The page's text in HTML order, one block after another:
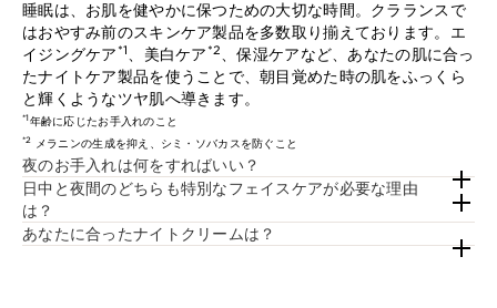
睡眠は、お肌を健やかに保つための大切な時間。クラランスで
はおやすみ前のスキンケア製品を多数取り揃えております。エ
イジングケア *1 、美白ケア *2
、保湿ケアなど、あなたの肌に合っ
たナイトケア製品を使うことで、朝目覚めた時の肌をふっくら
と輝くようなツヤ肌へ導きます。
*1 年齢に応じたお手入れのこと
*2 メラニンの生成を抑え、シミ・ソバカスを防ぐこと
夜のお手入れは何をすればいい？
日中と夜間のどちらも特別なフェイスケアが必要な理由
は？
あなたに合ったナイトクリームは？